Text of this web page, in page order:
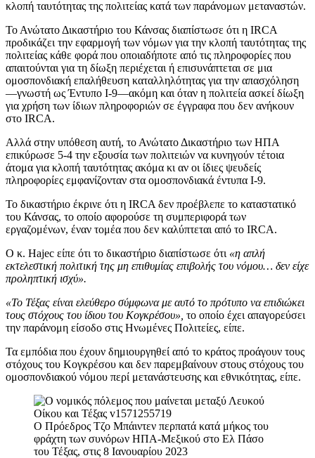
κλοπή ταυτότητας της πολιτείας κατά των παράνομων μεταναστών.
Το Ανώτατο Δικαστήριο του Κάνσας διαπίστωσε ότι η IRCA
προδικάζει την εφαρμογή των νόμων για την κλοπή ταυτότητας της
πολιτείας κάθε φορά που οποιαδήποτε από τις πληροφορίες που
απαιτούνται για τη δίωξη περιέχεται ή επισυνάπτεται σε μια
ομοσπονδιακή επαλήθευση καταλληλότητας για την απασχόληση
—γνωστή ως Έντυπο I-9—ακόμη και όταν η πολιτεία ασκεί δίωξη
για χρήση των ίδιων πληροφοριών σε έγγραφα που δεν ανήκουν
στο IRCA.
Αλλά στην υπόθεση αυτή, το Ανώτατο Δικαστήριο των ΗΠΑ
επικύρωσε 5-4 την εξουσία των πολιτειών να κυνηγούν τέτοια
άτομα για κλοπή ταυτότητας ακόμα κι αν οι ίδιες ψευδείς
πληροφορίες εμφανίζονταν στα ομοσπονδιακά έντυπα I-9.
Το δικαστήριο έκρινε ότι η IRCA δεν προέβλεπε το καταστατικό
του Κάνσας, το οποίο αφορούσε τη συμπεριφορά των
εργαζομένων, έναν τομέα που δεν καλύπτεται από το IRCA.
Ο κ. Hajec είπε ότι το δικαστήριο διαπίστωσε ότι «η απλή
εκτελεστική πολιτική της μη επιθυμίας επιβολής του νόμου… δεν είχε
προληπτική ισχύ».
«Το Τέξας είναι ελεύθερο σύμφωνα με αυτό το πρότυπο να επιδιώκει
τους στόχους του ίδιου του Κογκρέσου», το οποίο έχει απαγορεύσει
την παράνομη είσοδο στις Ηνωμένες Πολιτείες, είπε.
Τα εμπόδια που έχουν δημιουργηθεί από το κράτος προάγουν τους
στόχους του Κογκρέσου και δεν παρεμβαίνουν στους στόχους του
ομοσπονδιακού νόμου περί μετανάστευσης και εθνικότητας, είπε.
Ο Πρόεδρος Τζο Μπάιντεν περπατά κατά μήκος του
φράχτη των συνόρων ΗΠΑ-Μεξικού στο Ελ Πάσο
του Τέξας, στις 8 Ιανουαρίου 2023